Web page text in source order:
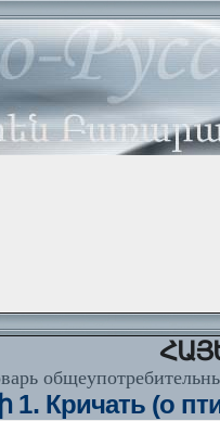
Кричать (о